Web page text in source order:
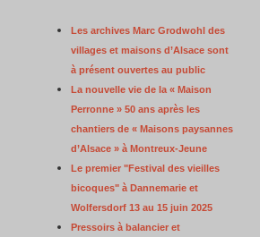
Les archives Marc Grodwohl des
villages et maisons d’Alsace sont
à présent ouvertes au public
La nouvelle vie de la « Maison
Perronne » 50 ans après les
chantiers de « Maisons paysannes
d’Alsace » à Montreux-Jeune
Le premier "Festival des vieilles
bicoques" à Dannemarie et
Wolfersdorf 13 au 15 juin 2025
Pressoirs à balancier et